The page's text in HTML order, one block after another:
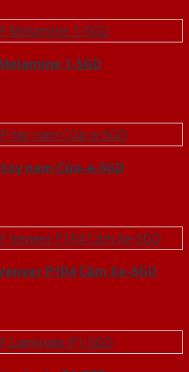
1-SGD
nam Cửa-a-SGD
P1R4 Căm Xe-SGD